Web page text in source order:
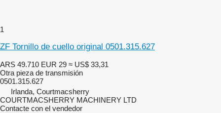
1
ZF Tornillo de cuello original 0501.315.627
ARS 49.710 EUR 29 ≈ US$ 33,31
Otra pieza de transmisión
0501.315.627
Irlanda, Courtmacsherry
COURTMACSHERRY MACHINERY LTD
Contacte con el vendedor